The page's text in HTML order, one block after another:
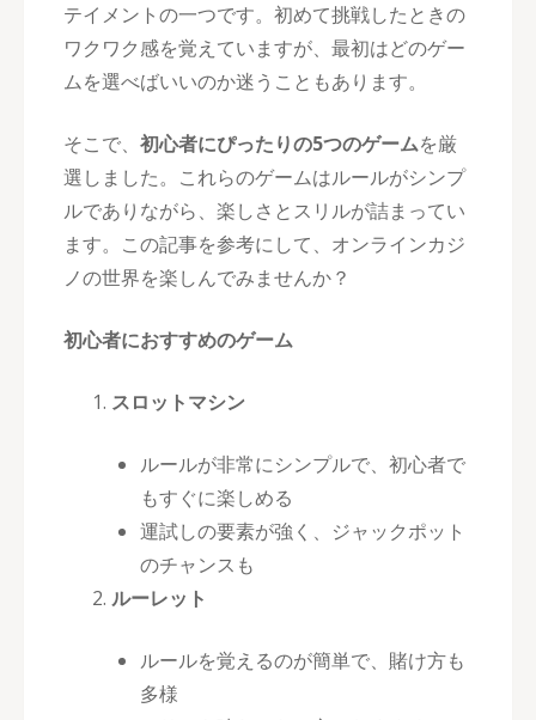
テイメントの一つです。初めて挑戦したときの
ワクワク感を覚えていますが、最初はどのゲー
ムを選べばいいのか迷うこともあります。
そこで、 初心者にぴったりの5つのゲームを厳
選しました。これらのゲームはルールがシンプ
ルでありながら、楽しさとスリルが詰まってい
ます。この記事を参考にして、オンラインカジ
ノの世界を楽しんでみませんか？
初心者におすすめのゲーム
スロットマシン
ルールが非常にシンプルで、初心者で
もすぐに楽しめる
運試しの要素が強く、ジャックポット
のチャンスも
ルーレット
ルールを覚えるのが簡単で、賭け方も
多様